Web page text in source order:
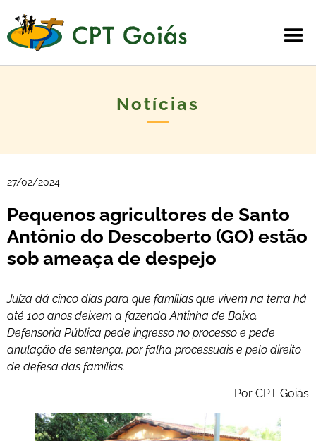
Notícias
27/02/2024
Pequenos agricultores de Santo
Antônio do Descoberto (GO) estão
sob ameaça de despejo
Juíza dá cinco dias para que famílias que vivem na terra há
até 100 anos deixem a fazenda Antinha de Baixo.
Defensoria Pública pede ingresso no processo e pede
anulação de sentença, por falha processuais e pelo direito
de defesa das famílias.
Por CPT Goiás